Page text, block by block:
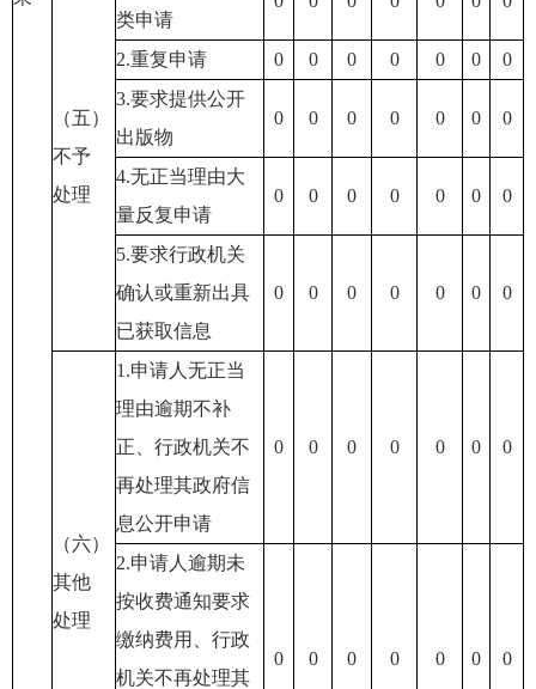
（五）
不予
处理
类申请
2.重复申请 0 0 0 0 0 0
0
3.要求提供公开
出版物
0 0 0 0 0 0 0
4.无正当理由大
量反复申请
0 0 0 0 0 0 0
5.要求行政机关
确认或重新出具
已获取信息
0 0 0 0 0 0 0
（六）
其他
处理
1.申请人无正当
理由逾期不补
正、行政机关不
再处理其政府信
息公开申请
0 0 0 0 0 0 0
2.申请人逾期未
按收费通知要求
缴纳费用、行政
机关不再处理其
0 0 0 0 0 0 0